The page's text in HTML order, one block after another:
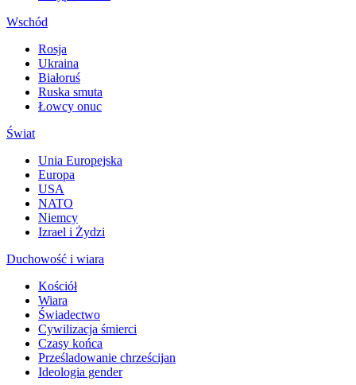
Wschód
Rosja
Ukraina
Białoruś
Ruska smuta
Łowcy onuc
Świat
Unia Europejska
Europa
USA
NATO
Niemcy
Izrael i Żydzi
Duchowość i wiara
Kościół
Wiara
Świadectwo
Cywilizacja śmierci
Czasy końca
Prześladowanie chrześcijan
Ideologia gender